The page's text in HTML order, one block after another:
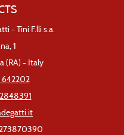
- Tini F.lli s.a.
1
(RA) - Italy